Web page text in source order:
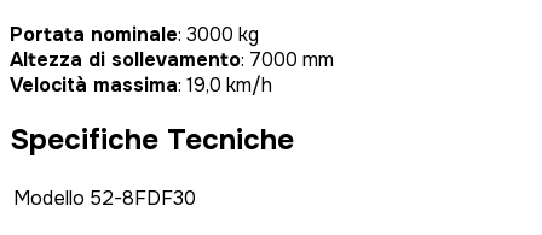
Portata nominale: 3000 kg
Altezza di sollevamento: 7000 mm
Velocità massima: 19,0 km/h
Specifiche Tecniche
Modello 52-8FDF30